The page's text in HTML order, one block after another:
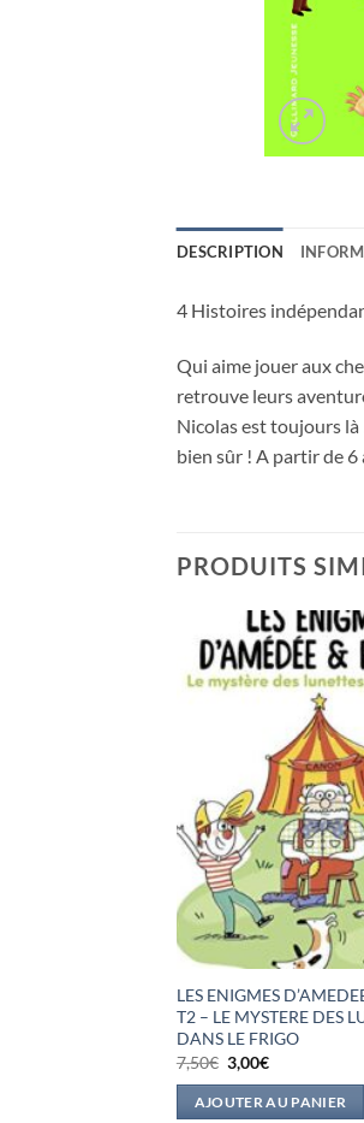
DESCRIPTION
4 Histoires
Qui aime jouer aux
retrouve leurs
Nicolas est toujours là
bien sûr ! A partir de 6
PRODUITS
LES ENIGMES
T2 – LE MYSTERE DES
DANS LE FRIGO
7,50€ Le
prix
initial
était :
3,00€Le
actuel
est :
AJOUTER AU PANIER